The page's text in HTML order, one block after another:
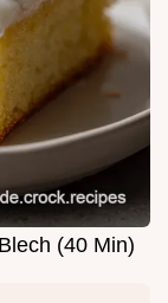
(40 Min)